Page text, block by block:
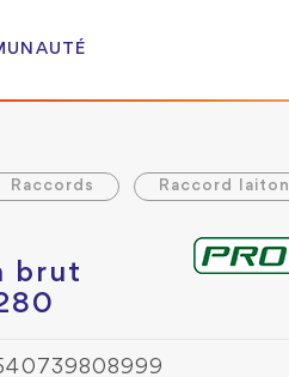
Raccords Raccord laiton
brut